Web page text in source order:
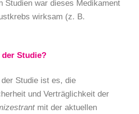
Studien war dieses Medikament
wirksam (z. B.
Studie?
Studie ist es, die
und Verträglichkeit der
mit der aktuellen